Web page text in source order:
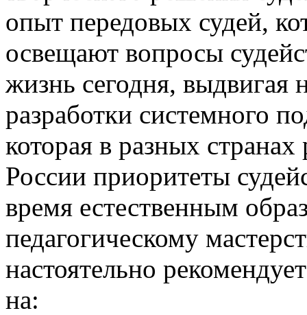
опыт передовых судей,
освещают вопросы
жизнь сегодня, выдвигая
разработки системного
которая в разных
России приоритеты
время естественным
педагогическому
настоятельно
на: